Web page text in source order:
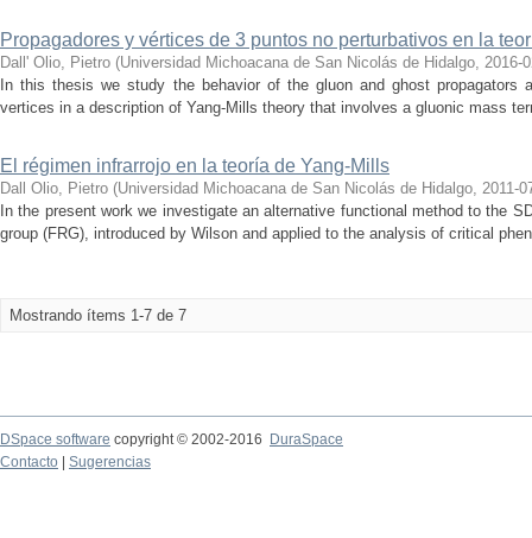
Propagadores y vértices de 3 puntos no perturbativos en la
Dall' Olio, Pietro (Universidad Michoacana de San Nicolás de Hidalgo, 2016-
In this thesis we study the behavior of the gluon and ghost propagators
vertices in a description of Yang-Mills theory that involves a gluonic mass
El régimen infrarrojo en la teoría de Yang-Mills
Dall Olio, Pietro (Universidad Michoacana de San Nicolás de Hidalgo, 2011-
In the present work we investigate an alternative functional method to the
group (FRG), introduced by Wilson and applied to the analysis of critical
Mostrando ítems 1-7 de 7
DSpace software copyright © 2002-2016
DuraSpace
Contacto
Sugerencias